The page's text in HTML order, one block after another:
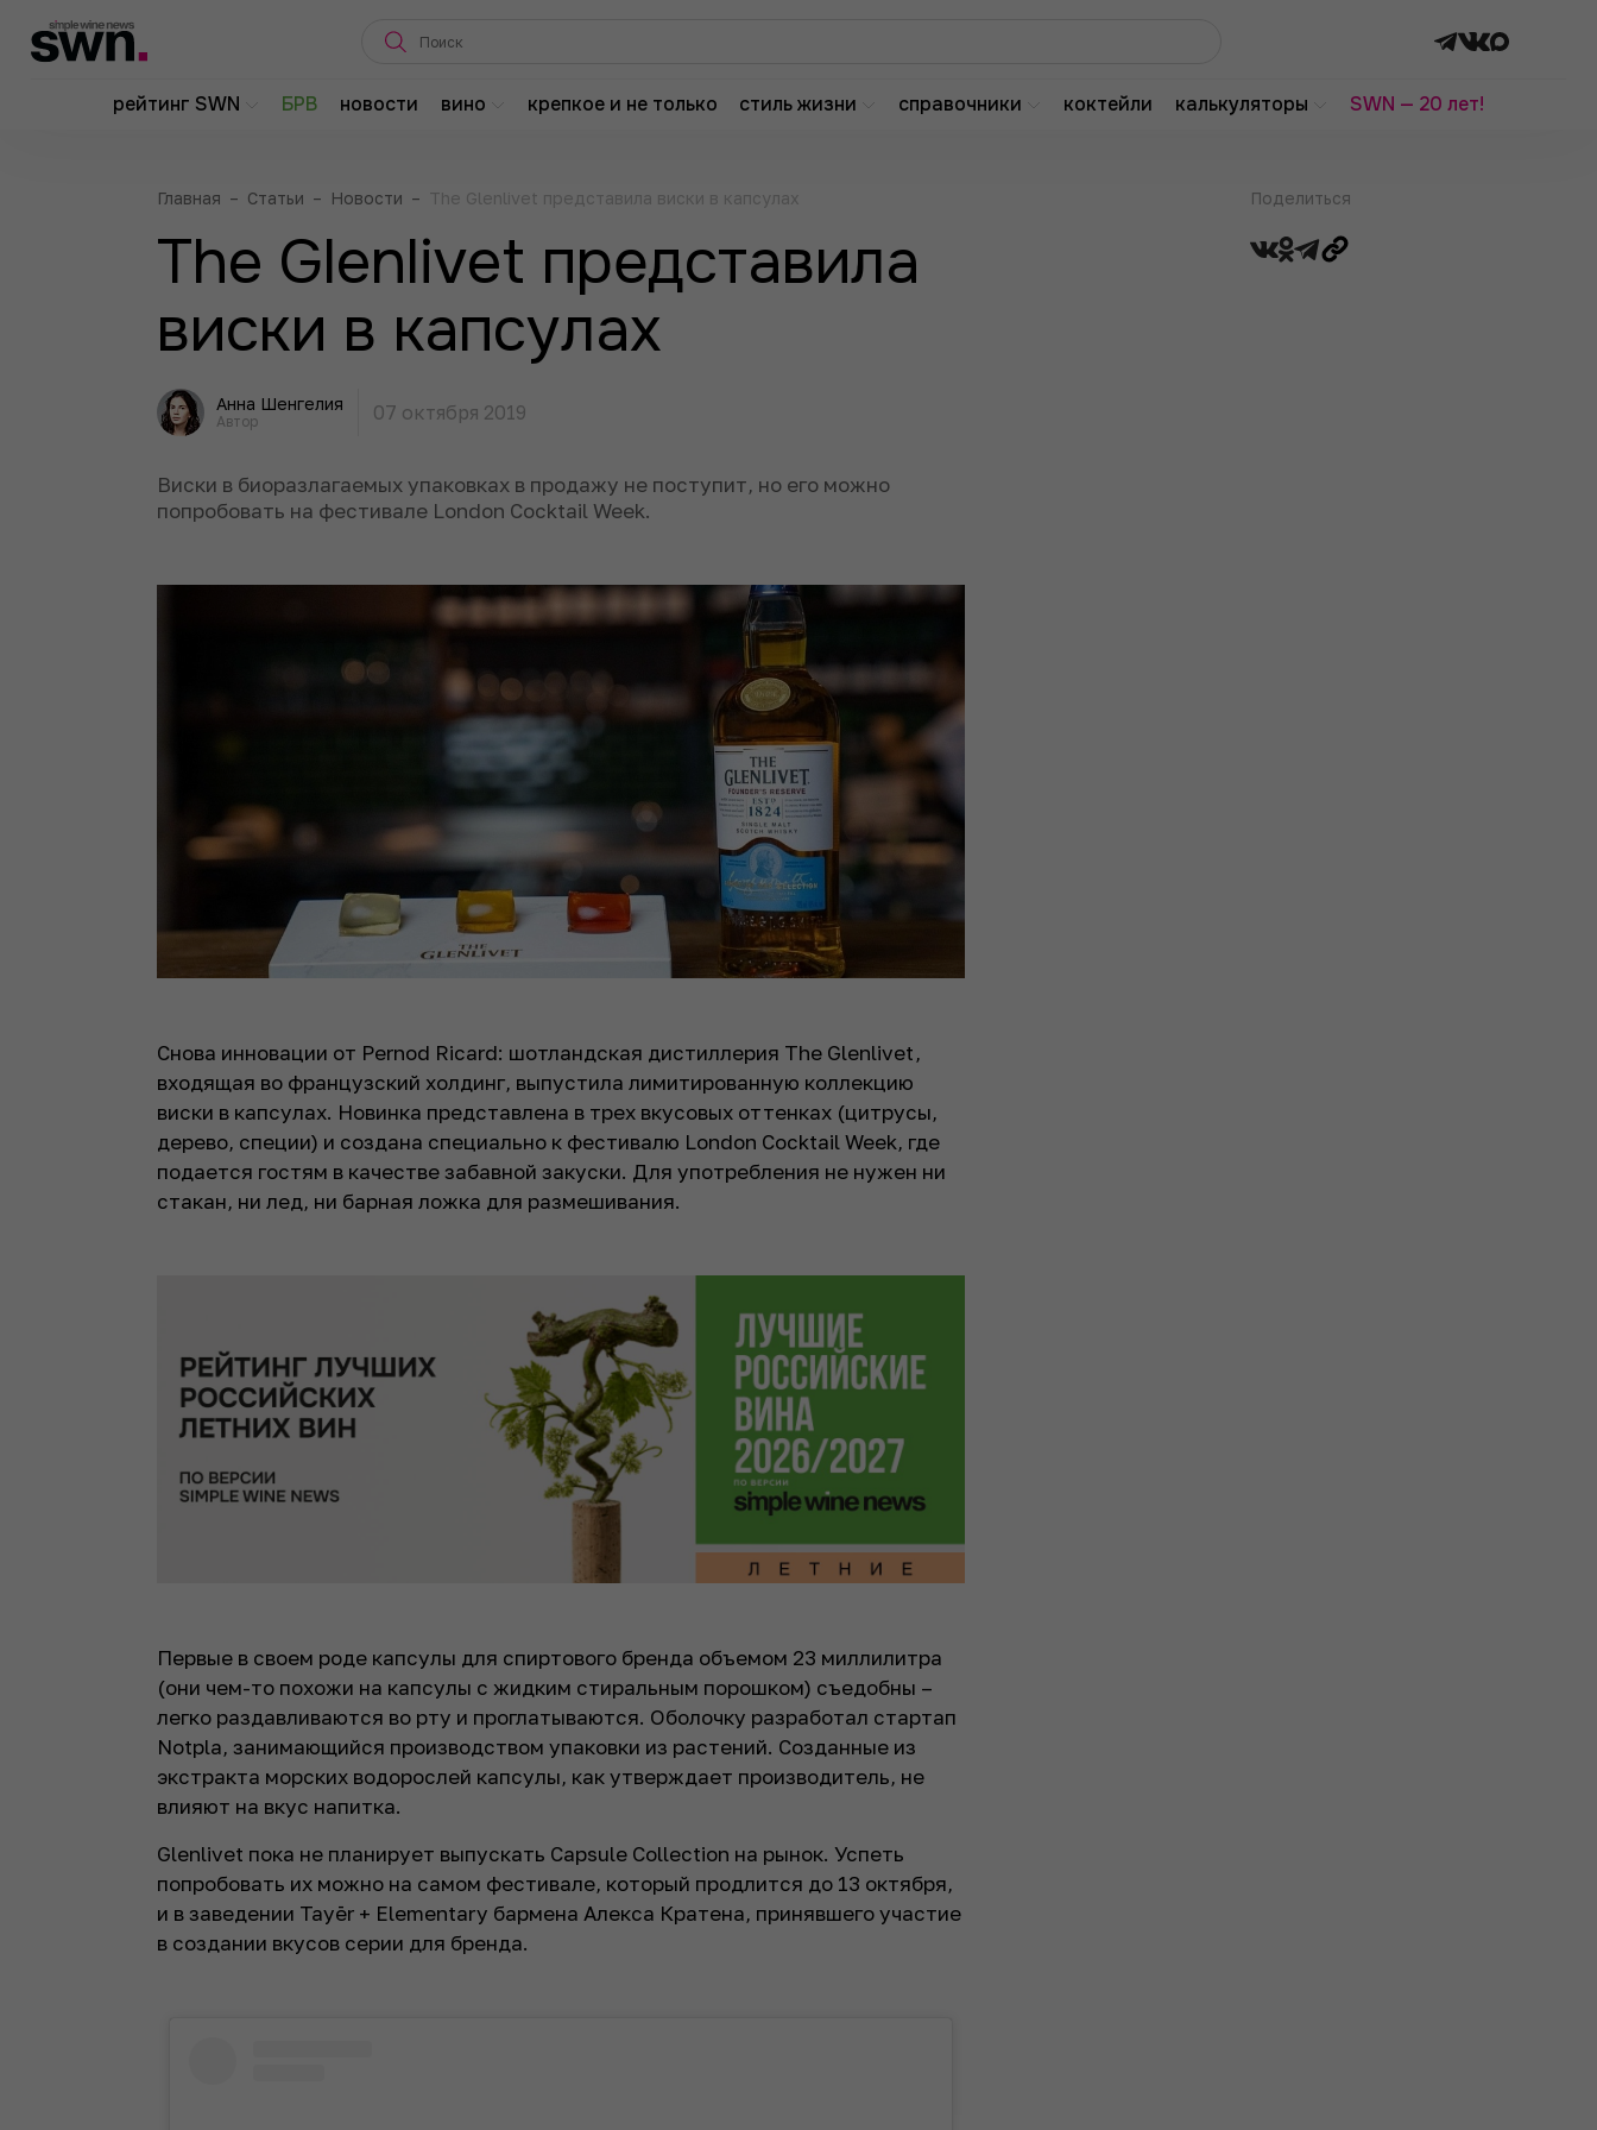
рейтинг SWN БРВ новости вино крепкое и не только стиль жизни справочники коктейли калькуляторы SWN — 20 лет!
Поделиться
Главная – Статьи – Новости – The Glenlivet представила виски в капсулах
The Glenlivet представила
виски в капсулах
Анна Шенгелия
Автор 07 октября 2019
Виски в биоразлагаемых упаковках в продажу не поступит, но его можно
попробовать на фестивале London Cocktail Week.
Снова инновации от Pernod Ricard: шотландская дистиллерия The Glenlivet,
входящая во французский холдинг, выпустила лимитированную коллекцию
виски в капсулах. Новинка представлена в трех вкусовых оттенках (цитрусы,
дерево, специи) и создана специально к фестивалю London Cocktail Week, где
подается гостям в качестве забавной закуски. Для употребления не нужен ни
стакан, ни лед, ни барная ложка для размешивания.
Первые в своем роде капсулы для спиртового бренда объемом 23 миллилитра
(они чем-то похожи на капсулы с жидким стиральным порошком) съедобны –
легко раздавливаются во рту и проглатываются. Оболочку разработал стартап
Notpla, занимающийся производством упаковки из растений. Созданные из
экстракта морских водорослей капсулы, как утверждает производитель, не
влияют на вкус напитка.
Glenlivet пока не планирует выпускать Capsule Collection на рынок. Успеть
попробовать их можно на самом фестивале, который продлится до 13 октября,
и в заведении Tayēr + Elementary бармена Алекса Кратена, принявшего участие
в создании вкусов серии для бренда.